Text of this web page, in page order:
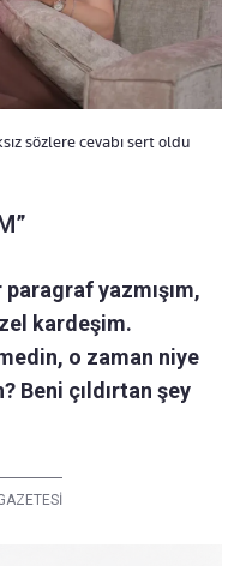
sözlere cevabı sert oldu
paragraf yazmışım,
kardeşim.
o zaman niye
Beni çıldırtan şey